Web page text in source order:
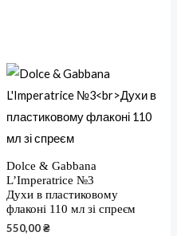
Dolce & Gabbana
L’Imperatrice №3
Духи в пластиковому
флаконі 110 мл зі спреєм
550,00₴